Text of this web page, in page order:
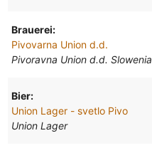
Brauerei:
Pivovarna Union d.d.
Pivoravna Union d.d. Slowenia
Bier:
Union Lager - svetlo Pivo
Union Lager